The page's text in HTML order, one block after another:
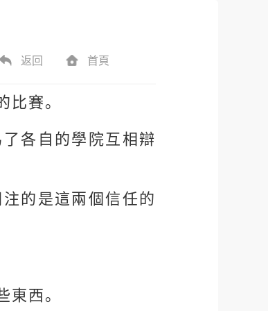
返回 首頁
賽。
各自的學院互相辯
的是這兩個信任的
西。